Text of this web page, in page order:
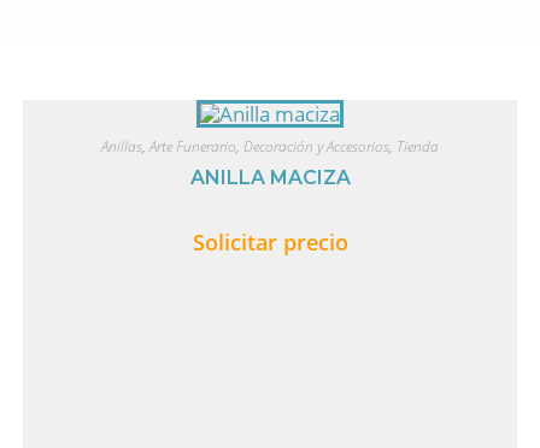
Anillas,Arte Funerario, Decoración y Accesorios, Tienda
ANILLA MACIZA
Solicitar precio